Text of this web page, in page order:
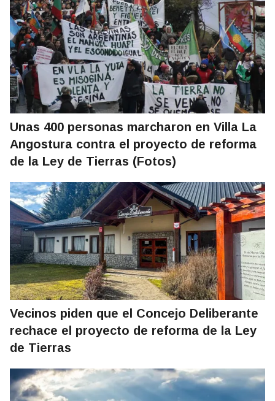
Unas 400 personas marcharon en Villa La
Angostura contra el proyecto de reforma
de la Ley de Tierras (Fotos)
Vecinos piden que el Concejo Deliberante
rechace el proyecto de reforma de la Ley
de Tierras